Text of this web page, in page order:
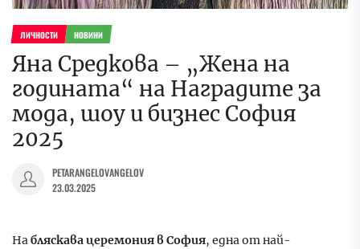
ЛИЧНОСТИ НОВИНИ
Яна Средкова – „Жена на
годината“ на Наградите за
мода, шоу и бизнес София
2025
PETARANGELOVANGELOV
23.03.2025
Набляскава церемония в София, една от най-